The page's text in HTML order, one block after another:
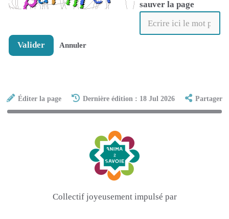
sauver la page
Valider Annuler
Éditer la page Dernière édition : 18 Jul 2026 Partager
Collectif joyeusement impulsé par